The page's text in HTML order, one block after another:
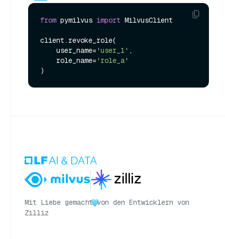
from pymilvus import MilvusClient
client.revoke_role(
    user_name=
'user_1' ,
    role_name=
'role_a'
Mit Liebe gemacht von den Entwicklern von
Zilliz